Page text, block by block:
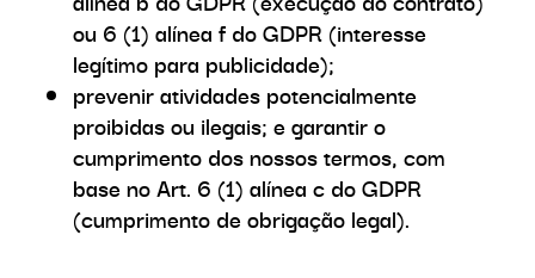
ou 6 (1) alínea f do GDPR (interesse
legítimo para publicidade);
prevenir atividades potencialmente
proibidas ou ilegais; e garantir o
cumprimento dos nossos termos, com
base no Art. 6 (1) alínea c do GDPR
(cumprimento de obrigação legal).